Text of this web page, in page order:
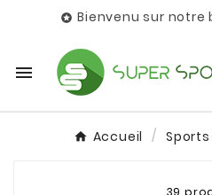
 Bienvenu sur notre

Accueil Sports
39